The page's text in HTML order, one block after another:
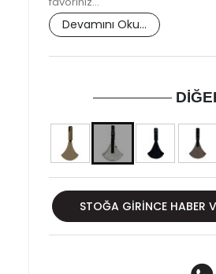
Devamını Oku...
STOĞA GIRINCE HABER